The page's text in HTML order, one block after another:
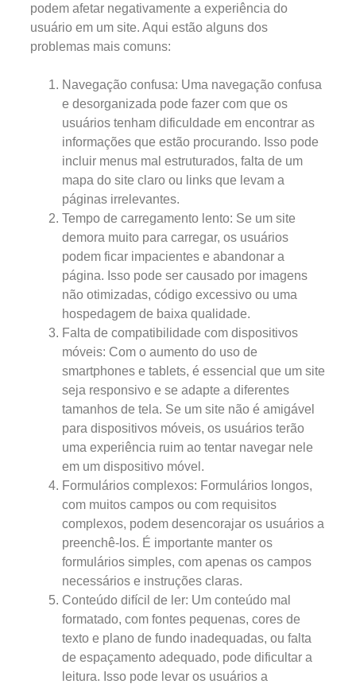
podem afetar negativamente a experiência do
usuário em um site. Aqui estão alguns dos
problemas mais comuns:
Navegação confusa: Uma navegação confusa
e desorganizada pode fazer com que os
usuários tenham dificuldade em encontrar as
informações que estão procurando. Isso pode
incluir menus mal estruturados, falta de um
mapa do site claro ou links que levam a
páginas irrelevantes.
Tempo de carregamento lento: Se um site
demora muito para carregar, os usuários
podem ficar impacientes e abandonar a
página. Isso pode ser causado por imagens
não otimizadas, código excessivo ou uma
hospedagem de baixa qualidade.
Falta de compatibilidade com dispositivos
móveis: Com o aumento do uso de
smartphones e tablets, é essencial que um site
seja responsivo e se adapte a diferentes
tamanhos de tela. Se um site não é amigável
para dispositivos móveis, os usuários terão
uma experiência ruim ao tentar navegar nele
em um dispositivo móvel.
Formulários complexos: Formulários longos,
com muitos campos ou com requisitos
complexos, podem desencorajar os usuários a
preenchê-los. É importante manter os
formulários simples, com apenas os campos
necessários e instruções claras.
Conteúdo difícil de ler: Um conteúdo mal
formatado, com fontes pequenas, cores de
texto e plano de fundo inadequadas, ou falta
de espaçamento adequado, pode dificultar a
leitura. Isso pode levar os usuários a